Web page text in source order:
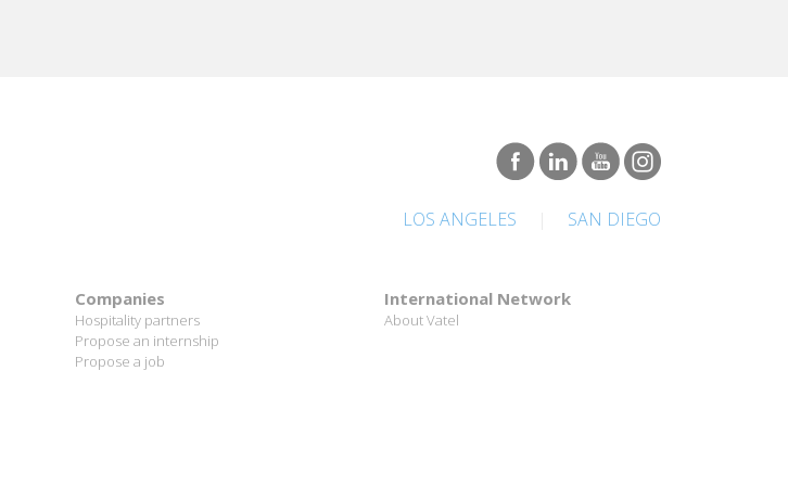
LOS ANGELES SAN DIEGO
Companies
Hospitality partners
Propose an internship
Propose a job
International Network
About Vatel